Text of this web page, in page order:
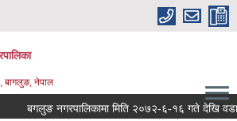
बागलुङ, नेपाल
बगलुङ नगरपालिकामा मिति २०७२-६-१६ गते देखि वडा